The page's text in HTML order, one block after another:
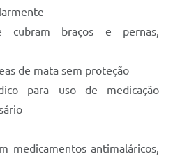
braços e pernas,
de mata sem proteção
para uso de medicação
medicamentos antimaláricos,